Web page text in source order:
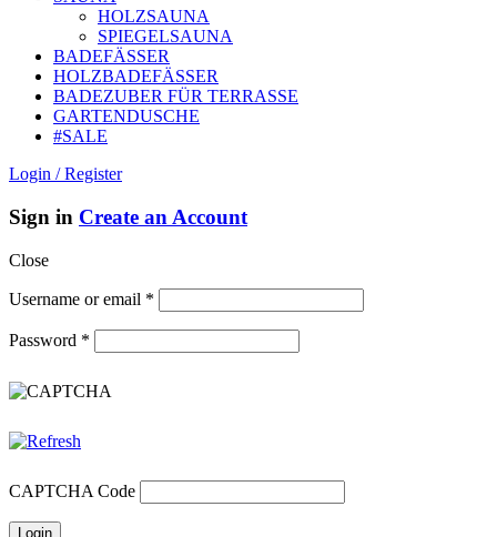
HOLZSAUNA
SPIEGELSAUNA
BADEFÄSSER
HOLZBADEFÄSSER
BADEZUBER FÜR TERRASSE
GARTENDUSCHE
#SALE
Login / Register
Sign in Create an Account
Close
Username or email *
Password *
CAPTCHA Code